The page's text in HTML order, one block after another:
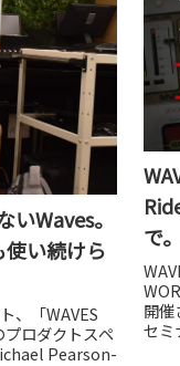
Waves。
い続けら
、「WAVES
ロダクトスペ
Pearson-
で
も
開催
セミ